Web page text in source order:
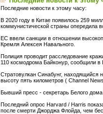
Последние новости к этому часу:
В 2020 году в Китае появилось 259
коммунистической страны опередила
ЕС ввели санкции в отношении
Кремля Алексея Навального.
Полиция проводит расследование
110 космодрома Байконур, сообщили в
Стратовулкан Синабунг, находящийся
высоту пять километров ( Channel
Бывший пресс - секретарь Белого
Последний опрос Harvard / Harris
после смерти Джорджа Флойда, чем